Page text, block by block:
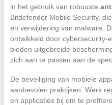
in het gebruik van robuuste
Bitdefender Mobile Security,
en verwijdering van malware.
ontwikkeld door cybersecurity-
bieden uitgebreide
zich aan te passen aan de
De beveiliging van mobiele
aanbevolen praktijken. Werk
en applicaties bij om te